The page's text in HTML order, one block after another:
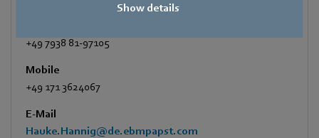
Show details
+49 7938 81-97105
Mobile
+49 171 3624067
E-Mail
Hauke.Hannig@de.ebmpapst.com